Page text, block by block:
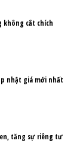
không cắt chích
nhật giá mới nhất
tăng sự riêng tư